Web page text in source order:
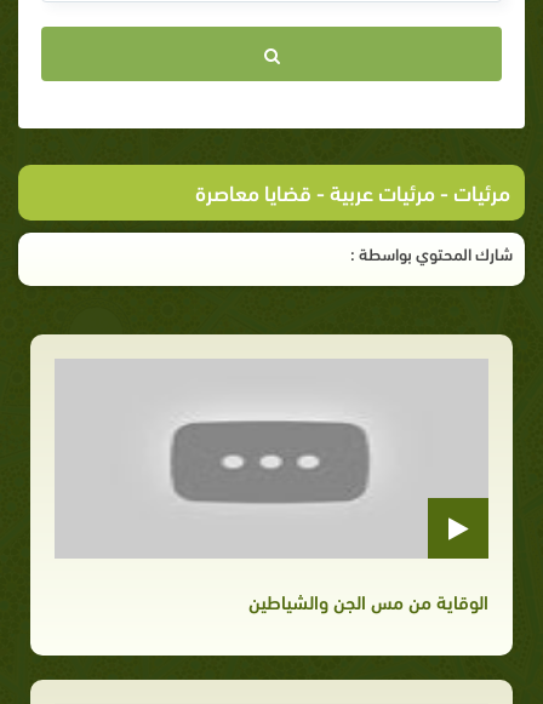
مرئيات -مرئيات عربية- قضايا معاصرة
شارك المحتوي بواسطة :
الوقاية من مس الجن والشياطين